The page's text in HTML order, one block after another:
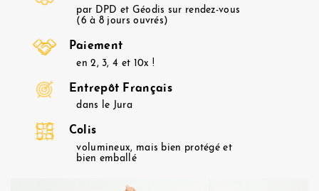
par DPD et Géodis sur rendez-vous
(6 à 8 jours ouvrés)
Paiement
en 2, 3, 4 et 10x !
Entrepôt Français
dans le Jura
Colis
volumineux, mais bien protégé et
bien emballé